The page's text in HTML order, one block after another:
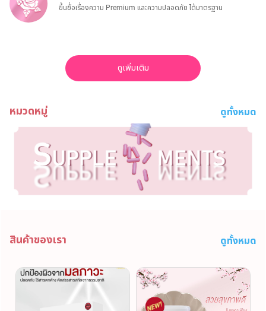
ขึ้นชื่อเรื่องความ Premium และความปลอดภัย ได้มาตรฐาน
ดูเพิ่มเติม
หมวดหมู่ ดูทั้งหมด
สินค้าของเรา ดูทั้งหมด